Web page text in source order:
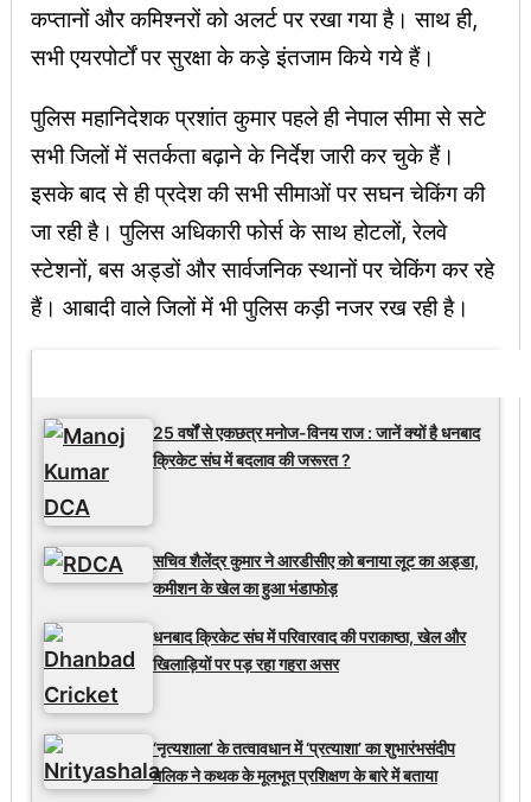
कप्तानों और कमिश्नरों को अलर्ट पर रखा गया है। साथ ही,
सभी एयरपोर्टों पर सुरक्षा के कड़े इंतजाम किये गये हैं।
पुलिस महानिदेशक प्रशांत कुमार पहले ही नेपाल सीमा से सटे
सभी जिलों में सतर्कता बढ़ाने के निर्देश जारी कर चुके हैं।
इसके बाद से ही प्रदेश की सभी सीमाओं पर सघन चेकिंग की
जा रही है। पुलिस अधिकारी फोर्स के साथ होटलों, रेलवे
स्टेशनों, बस अड्डों और सार्वजनिक स्थानों पर चेकिंग कर रहे
हैं। आबादी वाले जिलों में भी पुलिस कड़ी नजर रख रही है।
25 वर्षों से एकछत्र मनोज-विनय राज : जानें क्यों है धनबाद
क्रिकेट संघ में बदलाव की जरूरत ?
सचिव शैलेंद्र कुमार ने आरडीसीए को बनाया लूट का अड्डा,
कमीशन के खेल का हुआ भंडाफोड़
धनबाद क्रिकेट संघ में परिवारवाद की पराकाष्ठा, खेल और
खिलाड़ियों पर पड़ रहा गहरा असर
‘नृत्यशाला’ के तत्वावधान में ‘प्रत्याशा’ का शुभारंभसंदीप
मलिक ने कथक के मूलभूत प्रशिक्षण के बारे में बताया